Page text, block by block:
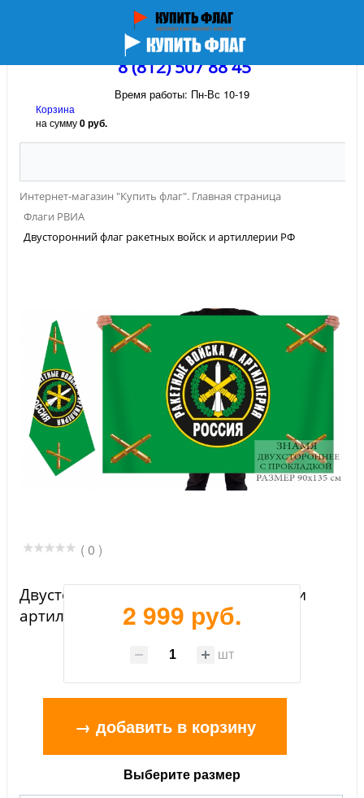
8 (812) 507 88 45
Время работы: Пн-Вс 10-19
Корзина
на сумму0 руб.
Интернет-магазин "Купить флаг". Главная страница
Флаги РВИА
Двусторонний флаг ракетных войск и артиллерии РФ
( 0 )
Двусторонний флаг ракетных войск и
артиллерии РФ2 999 руб.
шт
→ добавить в корзину
Выберите размер